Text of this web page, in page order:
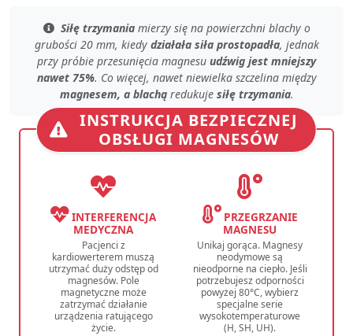
Siłę trzymaniamierzy się na powierzchni blachyo
grubości 20 mm, kiedy działała siła prostopadła, jednak
przy próbie przesunięcia magnesu udźwig jest mniejszy
nawet 75%. Co więcej, nawet niewielka szczelinamiędzy
magnesem, a blachąredukuje siłę trzymania.
INSTRUKCJA BEZPIECZNEJ
OBSŁUGI MAGNESÓW
INTERFERENCJA
MEDYCZNA
Pacjenci z
kardiowerterem muszą
utrzymać duży odstęp od
magnesów. Pole
magnetyczne może
zatrzymać działanie
urządzenia ratującego
życie.
PRZEGRZANIE
MAGNESU
Unikaj gorąca. Magnesy
neodymowe są
nieodporne na ciepło. Jeśli
potrzebujesz odporności
powyżej 80°C, wybierz
specjalne serie
wysokotemperaturowe
(H, SH, UH).